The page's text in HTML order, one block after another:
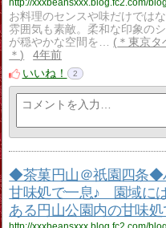
お料理のセンスや味だけでは
雰囲気も素敵。柔和な印象の
が穏やかな空間を…
＊東京
＊
4年前
いいね！
2
◆茶菓円山＠祇園四条◆
甘味処で一息♪ 園域に
ある円山公園内の甘味処